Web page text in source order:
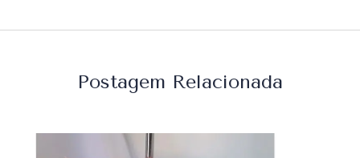
Postagem Relacionada